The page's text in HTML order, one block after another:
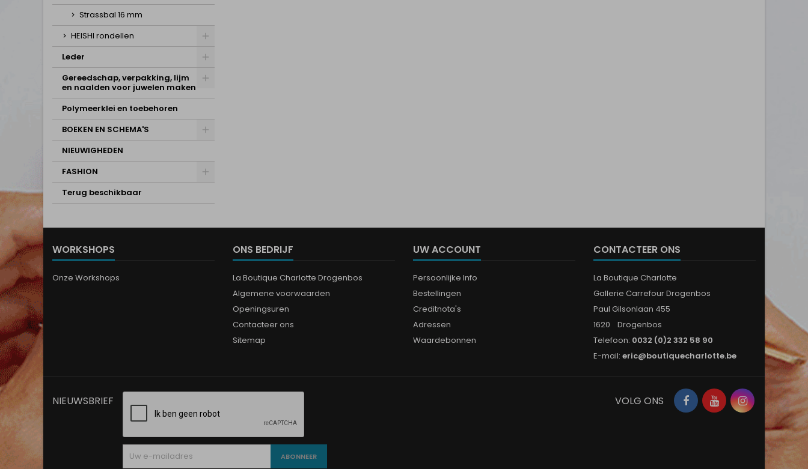
Strassbal 16 mm
HEISHI rondellen
Leder
Gereedschap, verpakking, lijm
en naalden voor juwelen maken
Polymeerklei en toebehoren
BOEKEN EN SCHEMA'S
NIEUWIGHEDEN
FASHION
Terug beschikbaar
WORKSHOPS
Onze Workshops
ONS BEDRIJF
La Boutique Charlotte Drogenbos
Algemene voorwaarden
Openingsuren
Contacteer ons
Sitemap
UW ACCOUNT
Persoonlijke Info
Bestellingen
Creditnota's
Adressen
Waardebonnen
CONTACTEER ONS
La Boutique Charlotte
Gallerie Carrefour Drogenbos
Paul Gilsonlaan 455
1620 Drogenbos
Telefoon: 0032 (0)2 332 58 90
E-mail: eric@boutiquecharlotte.be
NIEUWSBRIEF FacebookYouTubeInstagram
VOLG ONS